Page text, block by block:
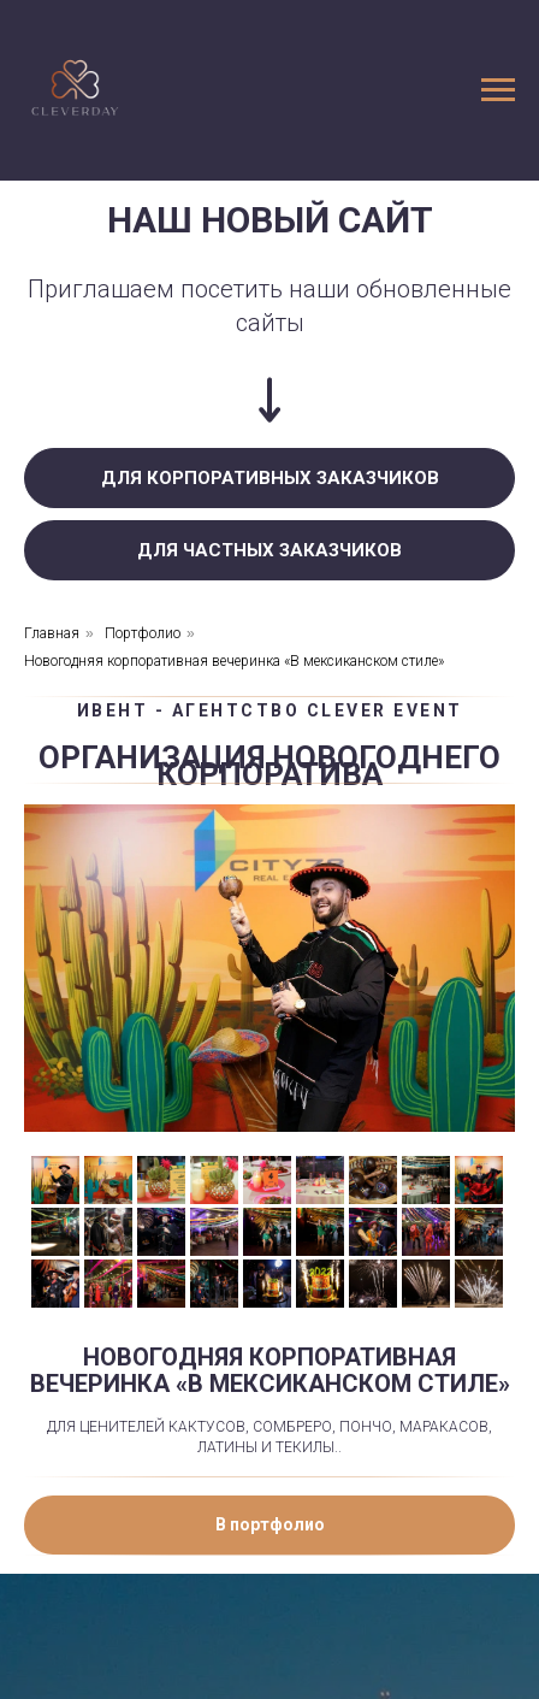
НАШ НОВЫЙ САЙТ
Приглашаем посетить наши обновленные
сайты
ДЛЯ КОРПОРАТИВНЫХ ЗАКАЗЧИКОВ
ДЛЯ ЧАСТНЫХ ЗАКАЗЧИКОВ
Главная » Портфолио »
Новогодняя корпоративная вечеринка «В мексиканском стиле»
ИВЕНТ - АГЕНТСТВО CLEVER EVENT
ОРГАНИЗАЦИЯ НОВОГОДНЕГО
КОРПОРАТИВА
НОВОГОДНЯЯ КОРПОРАТИВНАЯ
ВЕЧЕРИНКА «В МЕКСИКАНСКОМ СТИЛЕ»
ДЛЯ ЦЕНИТЕЛЕЙ КАКТУСОВ, СОМБРЕРО, ПОНЧО, МАРАКАСОВ,
ЛАТИНЫ И ТЕКИЛЫ..
В портфолио